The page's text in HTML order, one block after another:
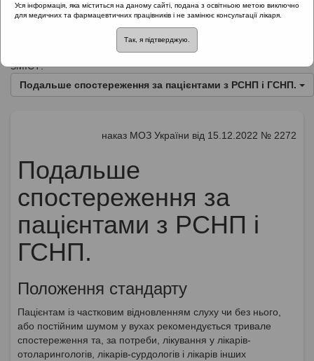
Назва:
Протокол надання медичної допомоги хворим з
сенсоневральною приглухуватістю
ЗМІСТ:
Подальше спостереження за пацієнтами з РСНП і ГСНП.
наказ МОЗ України від 15.12.2022 № 2272
Подальше
спостереження за
пацієнтами з РСНП і
ГСНП.
Положення стандарту
Пацієнтам із частковим відновленням слуху чи без нього,
або постійним шумом у вухах рекомендується тривале
спостереження та, за потреби, лікування у лікарів-
отоларингологів, лікарів-сурдологів і лікарів інших
Уся інформація, яка міститься на даному сайті, подана з освітньою метою виключно
для медичних та фармацевтичних працівників і не замінює консультації лікаря.
Так, я підтверджую.